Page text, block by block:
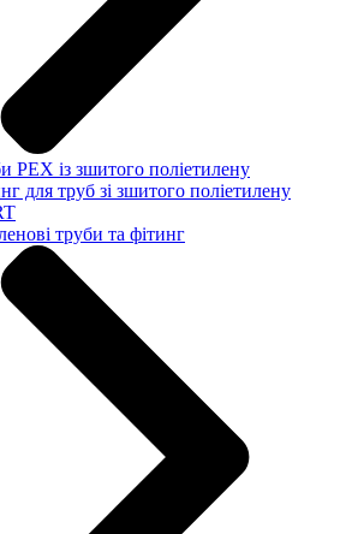
PEX із зшитого поліетилену
для труб зі зшитого поліетилену
труби та фітинг